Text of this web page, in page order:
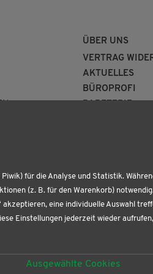
ÜBER UNS
VERTRAG
AKTUELLES
BÜROPROFI
für die Analyse und Statistik.
(z. B. für den Warenkorb)
eine individuelle Auswahl
Einstellungen jederzeit wieder
Ausgewählte Cookies